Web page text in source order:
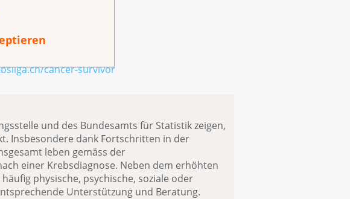
cancer-survivor
und des Bundesamts für Statistik zeigen,
Insbesondere dank Fortschritten in der
leben gemäss der
einer Krebsdiagnose. Neben dem erhöhten
physische, psychische, soziale oder
Unterstützung und Beratung.